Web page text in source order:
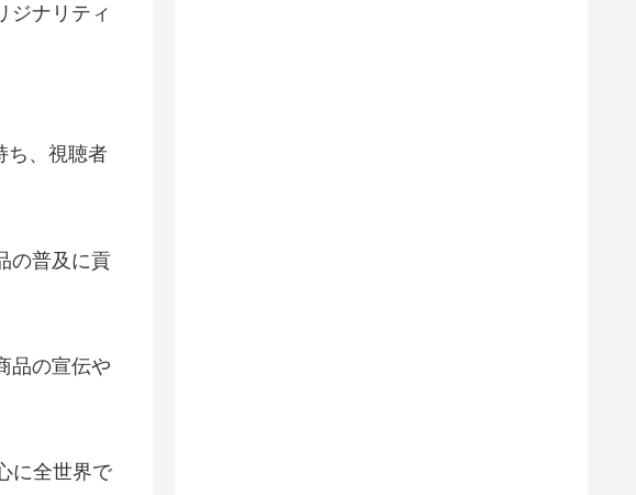
ジナリティ
ち、視聴者
の普及に貢
品の宣伝や
に全世界で